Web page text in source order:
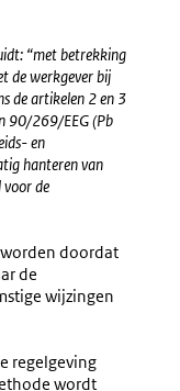
“met betrekking
de werkgever bij
de artikelen 2 en 3
90/269/EEG (Pb
en
hanteren van
de
doordat
de
wijzingen
regelgeving
wordt